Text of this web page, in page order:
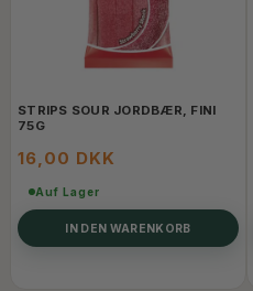
STRIPS SOUR JORDBÆR, FINI
75G
16,00 DKK
Auf Lager
IN DEN WARENKORB